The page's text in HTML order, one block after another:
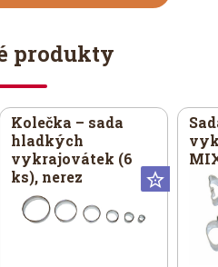
produkty
Speciální
Universální
Kolečka – sada
hladkých
vykrajovátek (6
ks), nerez